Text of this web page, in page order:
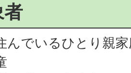
んでいるひとり親